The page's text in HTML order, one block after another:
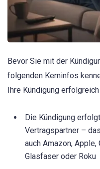
Bevor Sie mit der
folgenden Kerninfos
Ihre Kündigung
Die Kündigung
Vertragspartner –
auch Amazon,
Glasfaser oder Roku